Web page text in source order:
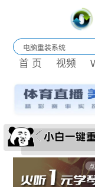
首 页 视频